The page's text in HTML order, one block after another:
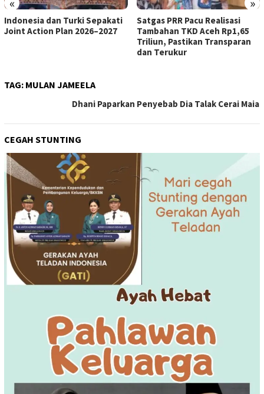
Indonesia dan Turki Sepakati
Joint Action Plan 2026–2027
Satgas PRR Pacu Realisasi
Tambahan TKD Aceh Rp1,65
Triliun, Pastikan Transparan
dan Terukur
TAG: MULAN JAMEELA
Dhani Paparkan Penyebab Dia Talak Cerai Maia
CEGAH STUNTING